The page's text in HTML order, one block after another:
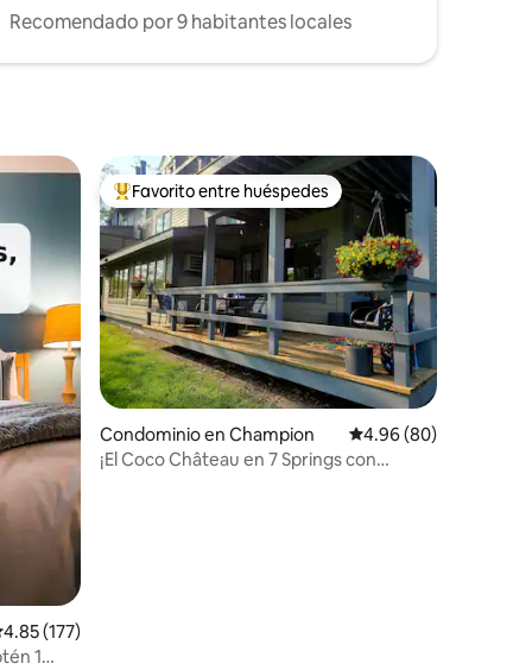
Recomendado por 9 habitantes locales
promedio: 4.85 de 5; 177 evaluaciones
4.85 (177)
1
De los mejores en Favorito entre huéspedes
Favorito entre huéspedes
Condominio en Champion Calificación
4.96 (80)
¡El Coco Château en 7 Springs con